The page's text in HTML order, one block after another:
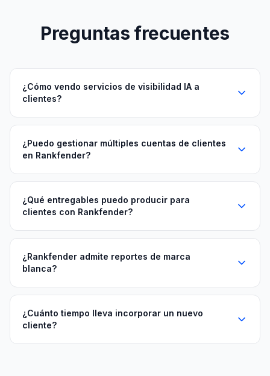
Preguntas frecuentes
¿Cómo vendo servicios de visibilidad IA a
clientes?
¿Puedo gestionar múltiples cuentas de clientes
en Rankfender?
¿Qué entregables puedo producir para
clientes con Rankfender?
¿Rankfender admite reportes de marca
blanca?
¿Cuánto tiempo lleva incorporar un nuevo
cliente?